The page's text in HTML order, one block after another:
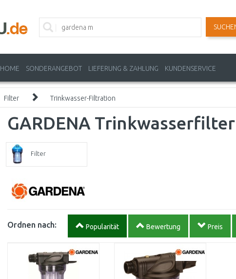
HOME SONDERANGEBOT LIEFERUNG & ZAHLUNG KUNDENSERVICE
Filter Trinkwasser-Filtration
GARDENA Trinkwasserfilter
Filter
Ordnen nach: Popularität Bewertung Preis